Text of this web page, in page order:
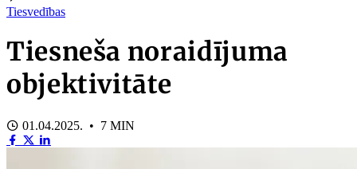
Tiesvedības
Tiesneša noraidījuma
objektivitāte
01.04.2025. • 7 MIN